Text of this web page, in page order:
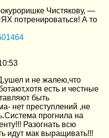
Чистякову, —
потренироваться! А то
и не жалею,что
есть и честные
быть
нет преступлений ,не
прогнила на
Разогнать всю
идут мак выращивать!!!